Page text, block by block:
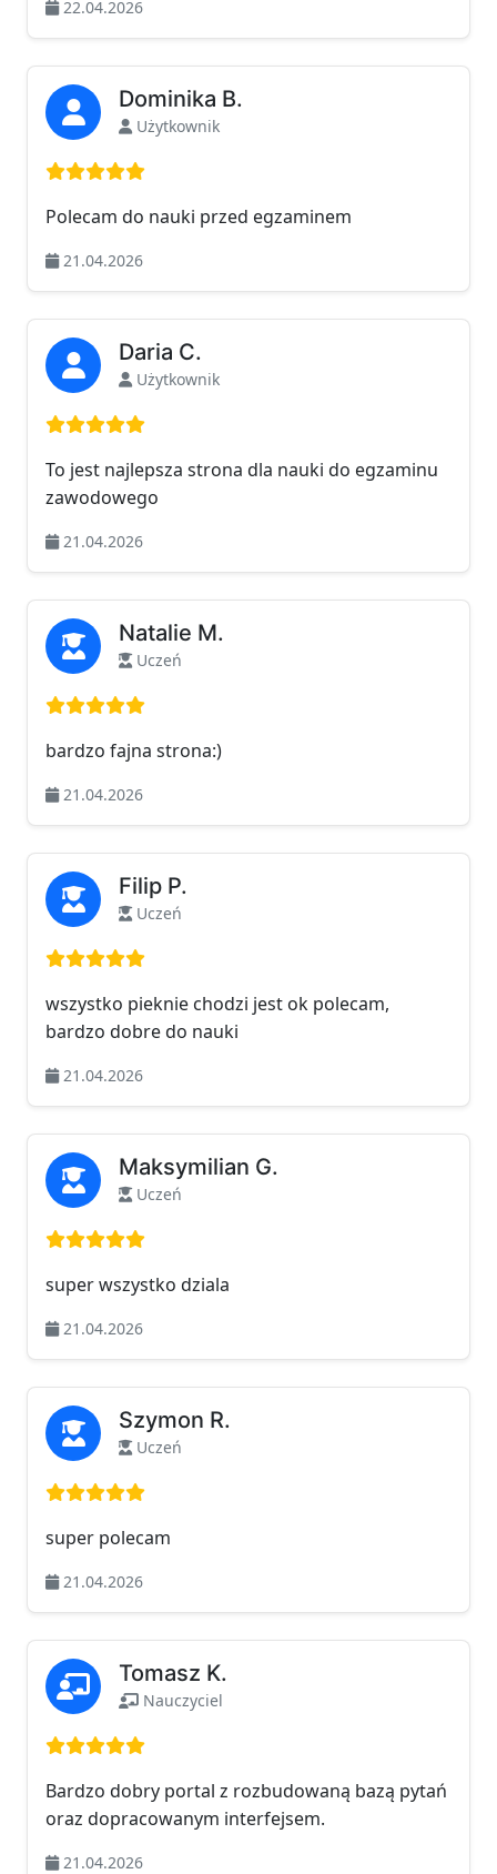
22.04.2026
Dominika B.
Użytkownik
Ocena: 5 na 5
Polecam do nauki przed egzaminem
21.04.2026
Daria C.
Użytkownik
Ocena: 5 na 5
To jest najlepsza strona dla nauki do egzaminu
zawodowego
21.04.2026
Natalie M.
Uczeń
Ocena: 5 na 5
bardzo fajna strona:)
21.04.2026
Filip P.
Uczeń
Ocena: 5 na 5
wszystko pieknie chodzi jest ok polecam,
bardzo dobre do nauki
21.04.2026
Maksymilian G.
Uczeń
Ocena: 5 na 5
super wszystko dziala
21.04.2026
Szymon R.
Uczeń
Ocena: 5 na 5
super polecam
21.04.2026
Tomasz K.
Nauczyciel
Ocena: 5 na 5
Bardzo dobry portal z rozbudowaną bazą pytań
oraz dopracowanym interfejsem.
21.04.2026